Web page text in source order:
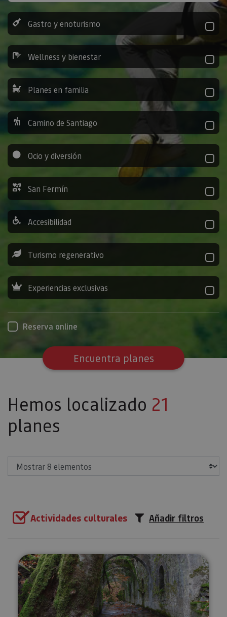
Gastro y enoturismo
Wellness y bienestar
Planes en familia
Camino de Santiago
Ocio y diversión
San Fermín
Accesibilidad
Turismo regenerativo
Experiencias exclusivas
Reserva online
Encuentra planes
Hemos localizado 21
planes
Actividades culturales Añadir filtros
Visita guiada a la Real Fábrica